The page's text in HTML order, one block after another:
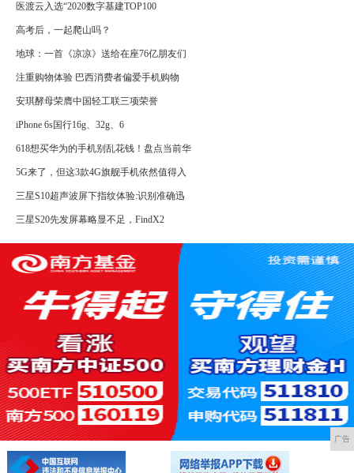
医渡云入选“2020数字基建TOP100
高考后，一起爬山吗？
地球：一首《凉凉》送给在座76亿朋友们
注重购物体验 巴西消费者偏爱手机购物
安琪酵母荣膺中国轻工联三项荣誉
iPhone 6s国行16g、32g、6
618想买华为的手机别乱花钱！盘点当前华
5G来了，但这3款4G旗舰手机依然值得入
三星S10超声波屏下指纹体验:识别准确迅
三星S20先发屏幕略显不足，FindX2
广告